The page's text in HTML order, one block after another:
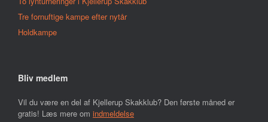
Tre fornuftige kampe efter nytår
Holdkampe
Bliv medlem
Vil du være en del af Kjellerup Skakklub? Den første måned er
gratis! Læs mere om indmeldelse